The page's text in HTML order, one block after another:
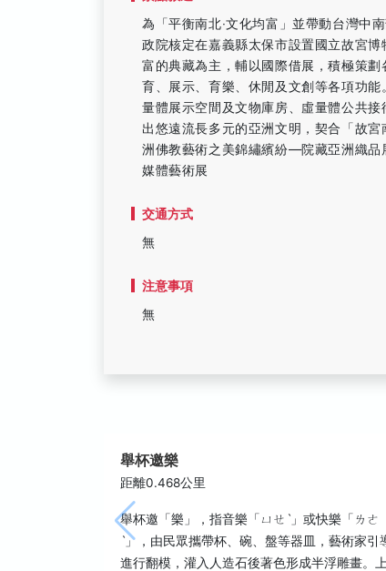
為「平衡南北‧文化均富」並帶動台灣中
政院核定在嘉義縣太保市設置國立故宮
富的典藏為主，輔以國際借展，積極策
育、展示、育樂、休閒及文創等各項功
量體展示空間及文物庫房、虛量體公共
出悠遠流長多元的亞洲文明，契合「故
洲佛教藝術之美錦繡繽紛—院藏亞洲織
媒體藝術展
交通方式
無
注意事項
無
舉杯邀樂
距離0.468公里
舉杯邀「樂」，指音樂「ㄩㄝˋ」或快樂「ㄌㄜ
ˋ」，由民眾攜帶杯、碗、盤等器皿，藝術家引
進行翻模，灌入人造石後著色形成半浮雕畫。